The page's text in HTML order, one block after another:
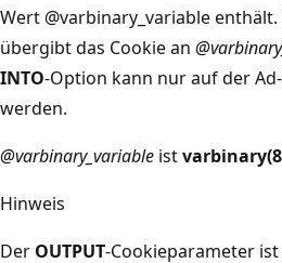
Wert @varbinary_variable
übergibt das Cookie an
INTO-Option kann nur auf der
werden.
@varbinary_variable ist
Hinweis
Der OUTPUT-Cookieparameter